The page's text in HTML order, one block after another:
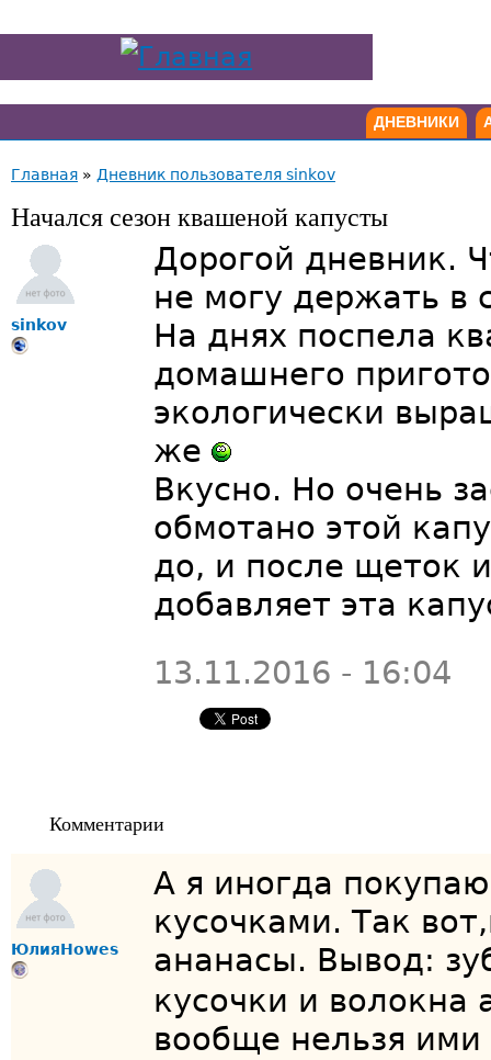
ДНЕВНИКИ
Главная » Дневник пользователя sinkov
Начался сезон квашеной капусты
sinkov
Дорогой дневник.
не могу держать в
На днях поспела
домашнего
экологически
же
Вкусно. Но очень
обмотано этой
до, и после щеток
добавляет эта
13.11.2016 - 16:04
Комментарии
ЮлияHowes
А я иногда
кусочками. Так
ананасы. Вывод:
кусочки и волокна
вообще нельзя ими